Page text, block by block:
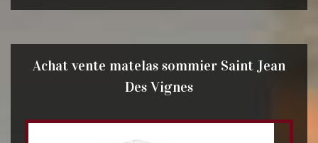
Achat vente matelas sommier Saint Jean
Des Vignes